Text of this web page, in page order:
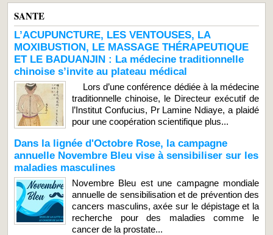
SANTE
L’ACUPUNCTURE, LES VENTOUSES, LA
MOXIBUSTION, LE MASSAGE THÉRAPEUTIQUE
ET LE BADUANJIN : La médecine traditionnelle
chinoise s’invite au plateau médical
Lors d’une conférence dédiée à la médecine
traditionnelle chinoise, le Directeur exécutif de
l’Institut Confucius, Pr Lamine Ndiaye, a plaidé
pour une coopération scientifique plus...
Dans la lignée d'Octobre Rose, la campagne
annuelle Novembre Bleu vise à sensibiliser sur les
maladies masculines
Novembre Bleu est une campagne mondiale
annuelle de sensibilisation et de prévention des
cancers masculins, axée sur le dépistage et la
recherche pour des maladies comme le
cancer de la prostate...